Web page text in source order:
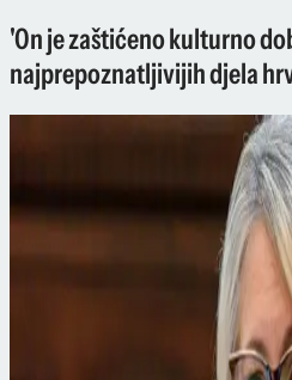
'On je zaštićeno kulturno
najprepoznatljivijih djela